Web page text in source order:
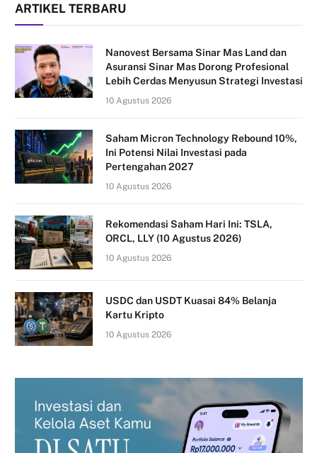
ARTIKEL TERBARU
Nanovest Bersama Sinar Mas Land dan
Asuransi Sinar Mas Dorong Profesional
Lebih Cerdas Menyusun Strategi Investasi
10 Agustus 2026
Saham Micron Technology Rebound 10%,
Ini Potensi Nilai Investasi pada
Pertengahan 2027
10 Agustus 2026
Rekomendasi Saham Hari Ini: TSLA,
ORCL, LLY (10 Agustus 2026)
10 Agustus 2026
USDC dan USDT Kuasai 84% Belanja
Kartu Kripto
10 Agustus 2026